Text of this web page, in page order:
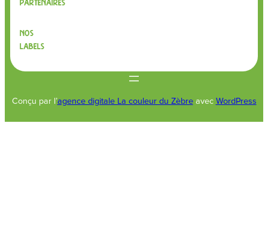
partenaires
Nos
labels
Conçu par l’agence digitale La couleur du Zèbreavec WordPress